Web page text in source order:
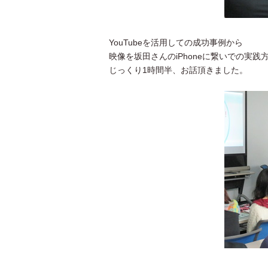
YouTubeを活用しての成功事例から
映像を坂田さんのiPhoneに繋いでの実践
じっくり1時間半、お話頂きました。